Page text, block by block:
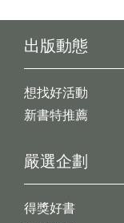
出版動態
想找好活動
新書特推薦
嚴選企劃
得獎好書